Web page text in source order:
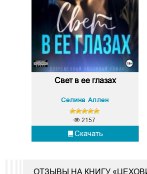
Свет в ее глазах
Селина Аллен
Скачать
2157
ОТЗЫВЫ НА КНИГУ